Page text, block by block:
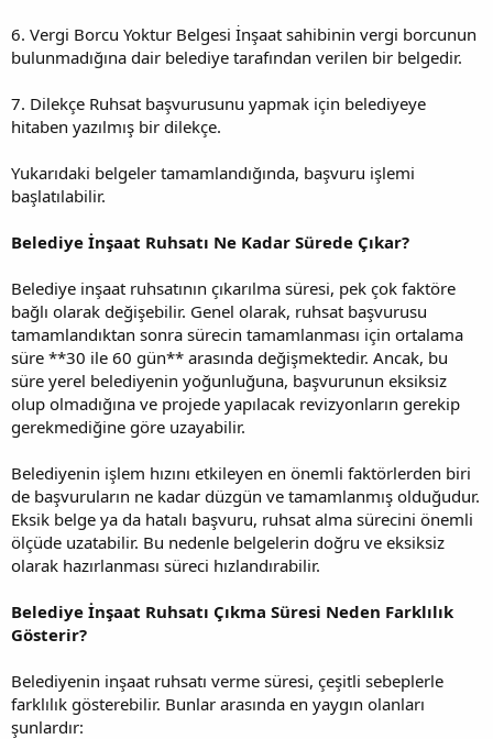
6. Vergi Borcu Yoktur Belgesi İnşaat sahibinin vergi borcunun
bulunmadığına dair belediye tarafından verilen bir belgedir.
7. Dilekçe Ruhsat başvurusunu yapmak için belediyeye
hitaben yazılmış bir dilekçe.
Yukarıdaki belgeler tamamlandığında, başvuru işlemi
başlatılabilir.
Belediye İnşaat Ruhsatı Ne Kadar Sürede Çıkar?
Belediye inşaat ruhsatının çıkarılma süresi, pek çok faktöre
bağlı olarak değişebilir. Genel olarak, ruhsat başvurusu
tamamlandıktan sonra sürecin tamamlanması için ortalama
süre **30 ile 60 gün** arasında değişmektedir. Ancak, bu
süre yerel belediyenin yoğunluğuna, başvurunun eksiksiz
olup olmadığına ve projede yapılacak revizyonların gerekip
gerekmediğine göre uzayabilir.
Belediyenin işlem hızını etkileyen en önemli faktörlerden biri
de başvuruların ne kadar düzgün ve tamamlanmış olduğudur.
Eksik belge ya da hatalı başvuru, ruhsat alma sürecini önemli
ölçüde uzatabilir. Bu nedenle belgelerin doğru ve eksiksiz
olarak hazırlanması süreci hızlandırabilir.
Belediye İnşaat Ruhsatı Çıkma Süresi Neden Farklılık
Gösterir?
Belediyenin inşaat ruhsatı verme süresi, çeşitli sebeplerle
farklılık gösterebilir. Bunlar arasında en yaygın olanları
şunlardır: